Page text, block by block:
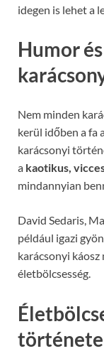
idegen is lehet a
Humor
Nem minden
kerül időben a fa
karácsonyi
a kaotikus,
mindannyian
David Sedaris,
például igazi
karácsonyi
életbölcsesség.